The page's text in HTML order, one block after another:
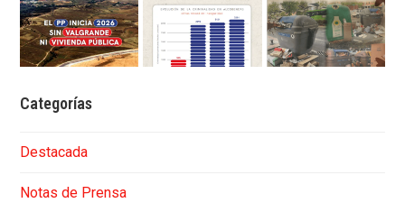
Categorías
Destacada
Notas de Prensa